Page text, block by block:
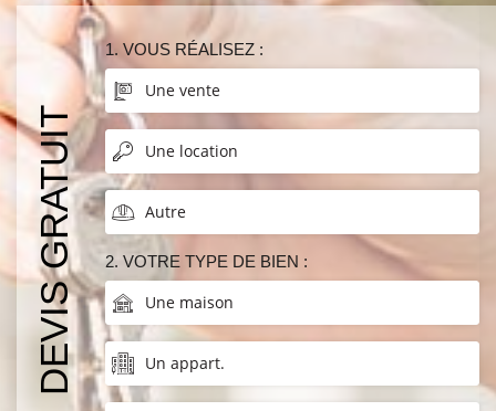
DEVIS GRATUIT
1. VOUS RÉALISEZ :
Une vente
Une location
Autre
2. VOTRE TYPE DE BIEN :
Une maison
Un appart.